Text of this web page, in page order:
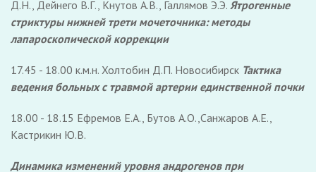
Д.Н., Дейнего В.Г., Кнутов А.В., Галлямов Э.Э. Ятрогенные
стриктуры нижней трети мочеточника: методы
лапароскопической коррекции
17.45 - 18.00 к.м.н. Холтобин Д.П. Новосибирск Тактика
ведения больных с травмой артерии единственной почки
18.00 - 18.15 Ефремов Е.А., Бутов А.О.,Санжаров А.Е.,
Кастрикин Ю.В.
Динамика изменений уровня андрогенов при